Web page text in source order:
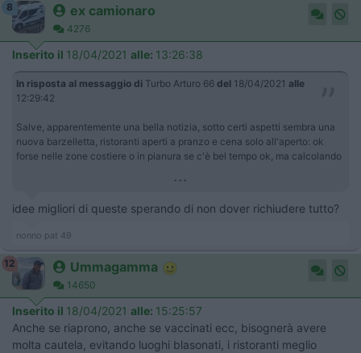
8 ex camionaro
4276
Inserito il 18/04/2021 alle: 13:26:38
In risposta al messaggio di Turbo Arturo 66 del 18/04/2021 alle
12:29:42
Salve, apparentemente una bella notizia, sotto certi aspetti sembra una
nuova barzelletta, ristoranti aperti a pranzo e cena solo all'aperto: ok
forse nelle zone costiere o in pianura se c'è bel tempo ok, ma calcolando
...
idee migliori di queste sperando di non dover richiudere tutto?
nonno pat 49
12 Ummagamma
14650
Inserito il 18/04/2021 alle: 15:25:57
Anche se riaprono, anche se vaccinati ecc, bisognerà avere
molta cautela, evitando luoghi blasonati, i ristoranti meglio